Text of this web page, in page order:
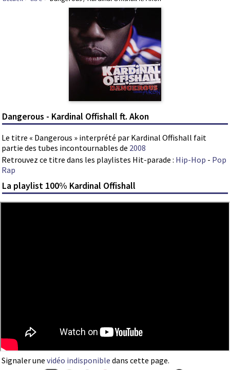
Dangerous - Kardinal Offishall ft. Akon
Le titre « Dangerous » interprété par Kardinal Offishall fait
partie des tubes incontournables de 2008
Retrouvez ce titre dans les playlistes Hit-parade : Hip-Hop - Pop
Rap
La playlist 100% Kardinal Offishall
Signaler une vidéo indisponible dans cette page.